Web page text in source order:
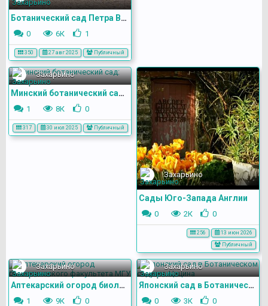
Ботанический сад Петра Великого в С.-Петербурге
0 6К 1
350 27 авг 2025 Публичный
Захарьино
Минский ботанический сад: зоны
1 8К 0
317 30 июл 2025 Публичный
Захарьино
Сады Юго-Запада Англии
0 2К 0
256
13 июн 2026
Публичный
Захарьино
Аптекарский огород биологического факультета МГУ
1 9К 0
Захарьино
Японский сад в Ботаническом саду им. Цицина
0 3К 0